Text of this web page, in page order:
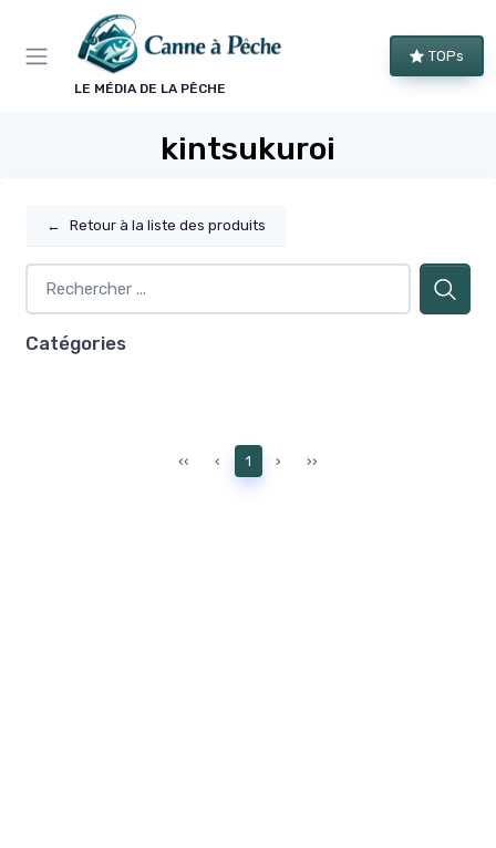
LE MÉDIA DE LA PÊCHE
TOPs
kintsukuroi
← Retour à la liste des produits
Catégories
‹‹ ‹ 1 › ››
Panneau de gestion des cookies